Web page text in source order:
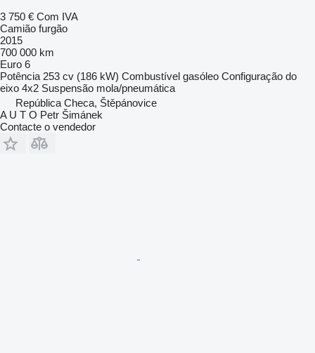
3 750 € Com IVA
Camião furgão
2015
700 000 km
Euro 6
Potência 253 cv (186 kW) Combustível gasóleo Configuração do
eixo 4x2 Suspensão mola/pneumática
República Checa, Štěpánovice
A U T O Petr Šimánek
Contacte o vendedor